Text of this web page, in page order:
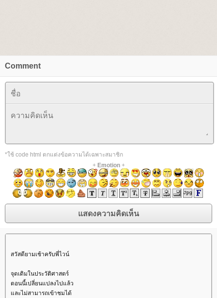
Comment
*ใช้ code html ตกแต่งข้อความได้เฉพาะสมาชิก
+ Emotion+
สวัสดียามเช้าครับพี่ไวน์
จุดเดิมในประวัติศาสตร์
ตอนนี้เปลี่ยนแปลงไปแล้ว
ละไม่สามารถเข้าชมได้